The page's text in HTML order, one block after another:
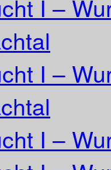
I –
I –
I –